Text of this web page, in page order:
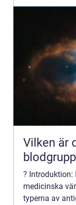
Vilken är
? Introduktion:
medicinska
typerna av